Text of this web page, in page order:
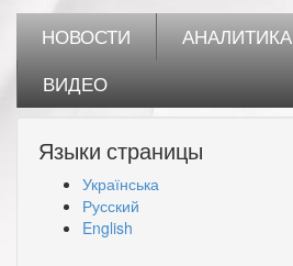
НОВОСТИ АНАЛИТИКА
ВИДЕО
Языки страницы
Українська
Русский
English